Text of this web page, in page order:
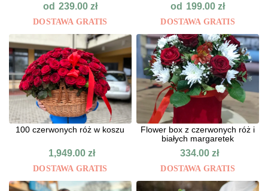
od 239.00 zł
DOSTAWA GRATIS
od 199.00zł
DOSTAWA GRATIS
100 czerwonych róż w koszu
1,949.00zł
DOSTAWA GRATIS
Flower box z czerwonych róż i
białych margaretek
334.00zł
DOSTAWA GRATIS